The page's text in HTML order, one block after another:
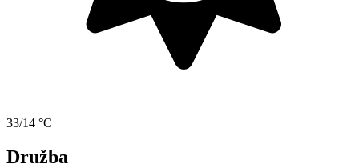
33/14 °C
Družba